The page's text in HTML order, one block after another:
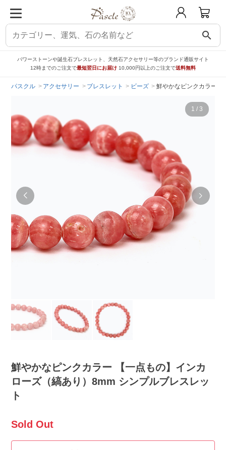
search
パワーストーンや誕生石ブレスレット、天然石アクセサリー等のブランド通販サイト
12時までのご注文で最短翌日にお届け 10,000円以上のご注文で送料無料
パスクル アクセサリー ブレスレット ビーズ 鮮やかなピンクカラー
1 / 3
鮮やかなピンクカラー 【一点もの】インカ
ローズ（縞あり）8mm シンプルブレスレッ
ト
Sold Out